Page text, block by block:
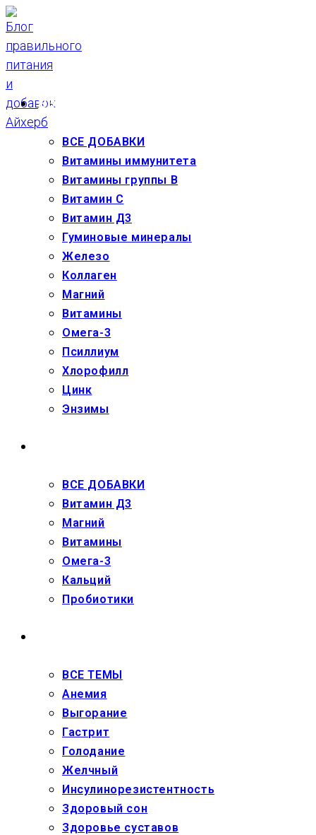
Перейти
к
содержимому
ВЗРОСЛЫМ
ВСЕ ДОБАВКИ
Витамины иммунитета
Витамины группы В
Витамин С
Витамин Д3
Гуминовые минералы
Железо
Коллаген
Магний
Витамины
Омега-3
Псиллиум
Хлорофилл
Цинк
Энзимы
ВСЕ ДОБАВКИ
Витамин Д3
Магний
Витамины
Омега-3
Кальций
Пробиотики
ВСЕ ТЕМЫ
Анемия
Выгорание
Гастрит
Голодание
Желчный
Инсулинорезистентность
Здоровый сон
Здоровье суставов